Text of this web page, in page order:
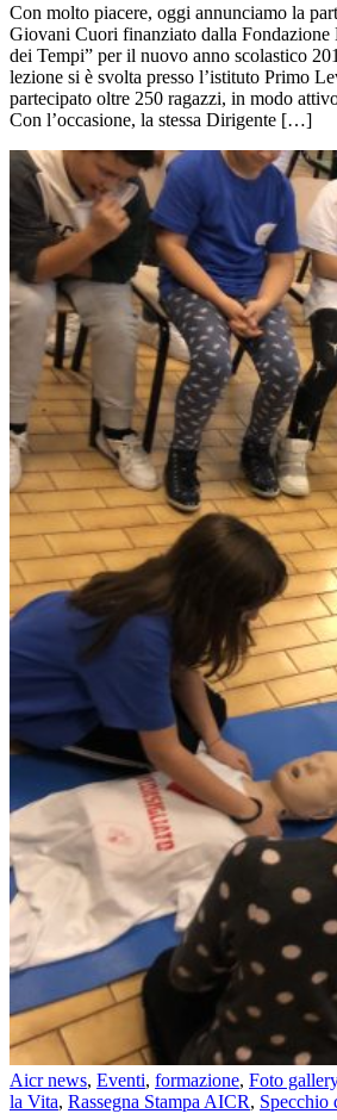
Con molto piacere, oggi annunciamo la
Giovani Cuori finanziato dalla Fondazione
dei Tempi” per il nuovo anno scolastico
lezione si è svolta presso l’istituto Primo
partecipato oltre 250 ragazzi, in modo
Con l’occasione, la stessa Dirigente […]
Aicr news, Eventi, formazione, Foto gallery
la Vita, Rassegna Stampa AICR, Specchio